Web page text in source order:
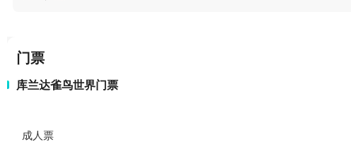
门票
库兰达雀鸟世界门票
成人票